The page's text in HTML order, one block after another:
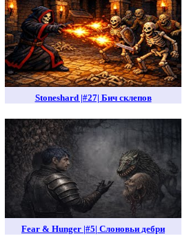
Stoneshard |#27| Бич склепов
Fear & Hunger |#5| Слоновьи дебри